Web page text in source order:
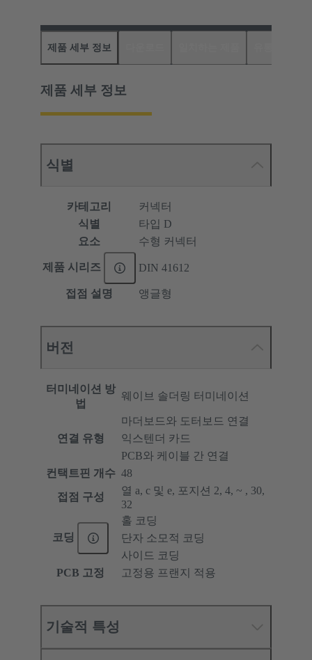
제품 세부 정보
제품 세부 정보
식별
카테고리
커넥터
식별
타입 D
요소
수형 커넥터
제품 시리즈 DIN 41612
접점 설명 앵글형
버전
터미네이션 방
법
웨이브 솔더링 터미네이션
연결 유형
마더보드와 도터보드 연결
익스텐더 카드
PCB와 케이블 간 연결
컨택트핀 개수 48
접점 구성
열 a, c 및 e, 포지션 2, 4, ~ , 30,
32
코딩
홀 코딩
단자 소모적 코딩
사이드 코딩
PCB 고정
고정용 프랜지 적용
기술적 특성